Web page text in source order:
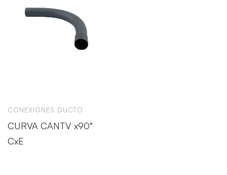
CONEXIONES DUCTO
CURVA CANTV x90°
CxE